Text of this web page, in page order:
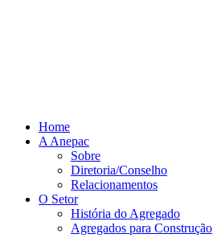
Home
A Anepac
Sobre
Diretoria/Conselho
Relacionamentos
O Setor
História do Agregado
Agregados para Construção